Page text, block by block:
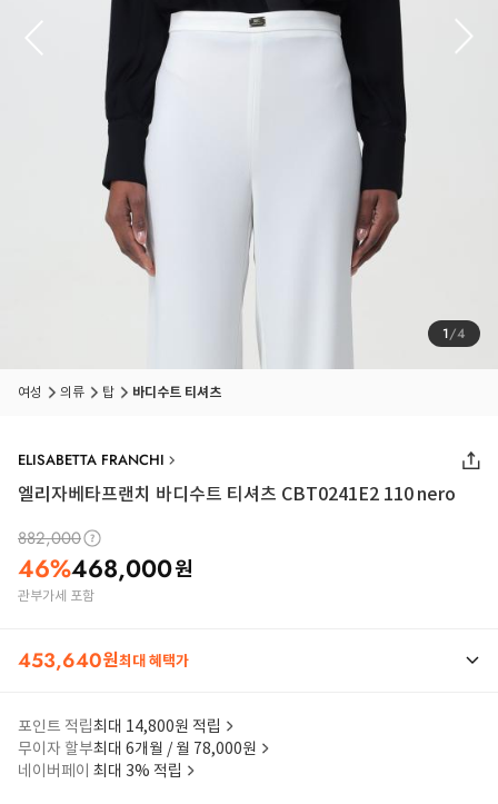
1/4
여성 의류 탑 바디수트 티셔츠
ELISABETTA FRANCHI
엘리자베타프랜치 바디수트 티셔츠 CBT0241E2 110 nero
882,000
46%468,000원
관부가세 포함
453,640원최대 혜택가
포인트 적립최대 14,800원 적립
무이자 할부최대 6개월 / 월 78,000원
네이버페이 최대 3% 적립